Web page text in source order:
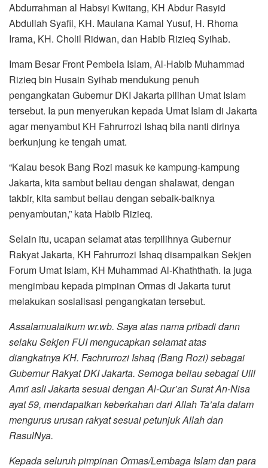
Abdurrahman al Habsyi Kwitang, KH Abdur Rasyid
Abdullah Syafii, KH. Maulana Kamal Yusuf, H. Rhoma
Irama, KH. Cholil Ridwan, dan Habib Rizieq Syihab.
Imam Besar Front Pembela Islam, Al-Habib Muhammad
Rizieq bin Husain Syihab mendukung penuh
pengangkatan Gubernur DKI Jakarta pilihan Umat Islam
tersebut. Ia pun menyerukan kepada Umat Islam di Jakarta
agar menyambut KH Fahrurrozi Ishaq bila nanti dirinya
berkunjung ke tengah umat.
“Kalau besok Bang Rozi masuk ke kampung-kampung
Jakarta, kita sambut beliau dengan shalawat, dengan
takbir, kita sambut beliau dengan sebaik-baiknya
penyambutan,” kata Habib Rizieq.
Selain itu, ucapan selamat atas terpilihnya Gubernur
Rakyat Jakarta, KH Fahrurrozi Ishaq disampaikan Sekjen
Forum Umat Islam, KH Muhammad Al-Khaththath. Ia juga
mengimbau kepada pimpinan Ormas di Jakarta turut
melakukan sosialisasi pengangkatan tersebut.
Assalamualaikum wr.wb. Saya atas nama pribadi dann
selaku Sekjen FUI mengucapkan selamat atas
diangkatnya KH. Fachrurrozi Ishaq (Bang Rozi) sebagai
Gubernur Rakyat DKI Jakarta. Semoga beliau sebagai Ulil
Amri asli Jakarta sesuai dengan Al-Qur’an Surat An-Nisa
ayat 59, mendapatkan keberkahan dari Allah Ta’ala dalam
mengurus urusan rakyat sesuai petunjukAllahdan
RasulNya.
Kepada seluruh pimpinan Ormas/Lembaga Islam dan para